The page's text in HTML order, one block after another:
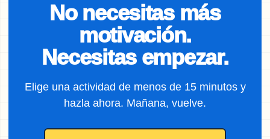
No necesitas más
motivación.
Necesitas empezar.
Elige una actividad de menos de 15 minutos y
hazla ahora. Mañana, vuelve.